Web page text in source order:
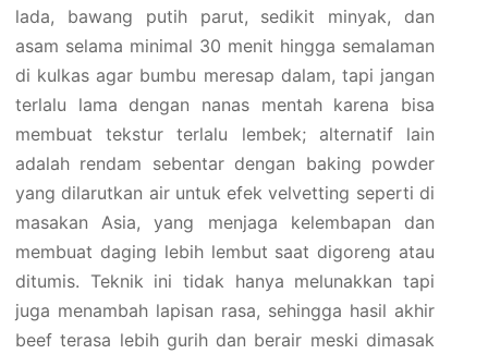
lada, bawang putih parut, sedikit minyak, dan
asam selama minimal 30 menit hingga semalaman
di kulkas agar bumbu meresap dalam, tapi jangan
terlalu lama dengan nanas mentah karena bisa
membuat tekstur terlalu lembek; alternatif lain
adalah rendam sebentar dengan baking powder
yang dilarutkan air untuk efek velvetting seperti di
masakan Asia, yang menjaga kelembapan dan
membuat daging lebih lembut saat digoreng atau
ditumis. Teknik ini tidak hanya melunakkan tapi
juga menambah lapisan rasa, sehingga hasil akhir
beef terasa lebih gurih dan berair meski dimasak